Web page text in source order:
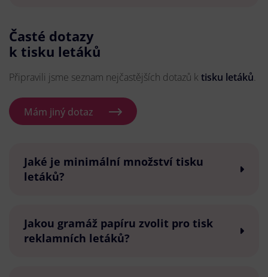
Časté dotazy
k tisku letáků
Připravili jsme seznam nejčastějších dotazů k tisku letáků.
Mám jiný dotaz
Jaké je minimální množství tisku
letáků?
Jakou gramáž papíru zvolit pro tisk
reklamních letáků?